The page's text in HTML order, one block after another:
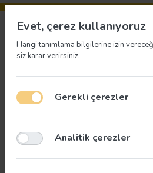
Evet, çerez kullanıyoruz
Hangi tanımlama bilgilerine izin
siz karar verirsiniz.
Gerekli çerezler
Analitik çerezler